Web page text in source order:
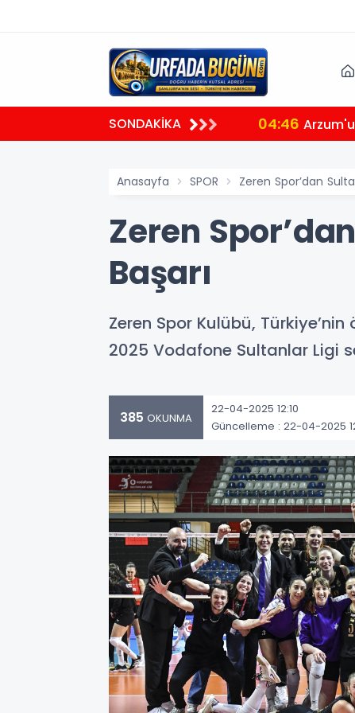
SONDAKİKA 04:40
Anasayfa SPOR Zeren Spor’dan
Zeren
Başarı
Zeren Spor Kulübü,
2025 Vodafone Sultanlar Ligi
385 OKUNMA
22-04-2025 12:10
Güncelleme : 22-04-2025